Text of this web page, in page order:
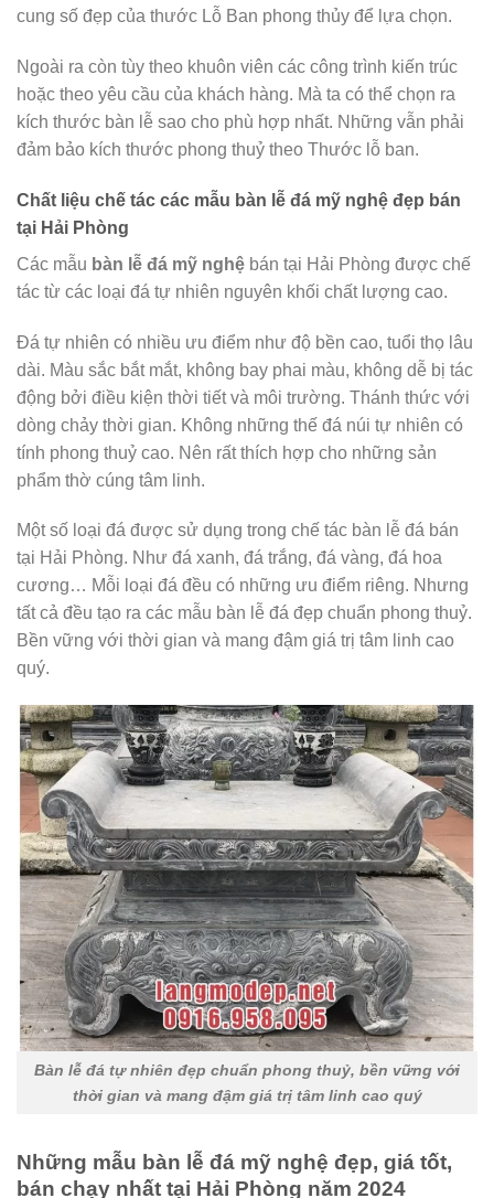
cung số đẹp của thước Lỗ Ban phong thủy để lựa chọn.
Ngoài ra còn tùy theo khuôn viên các công trình kiến trúc
hoặc theo yêu cầu của khách hàng. Mà ta có thể chọn ra
kích thước bàn lễ sao cho phù hợp nhất. Những vẫn phải
đảm bảo kích thước phong thuỷ theo Thước lỗ ban.
Chất liệu chế tác các mẫu bàn lễ đá mỹ nghệ đẹp bán
tại Hải Phòng
Các mẫu bàn lễ đá mỹ nghệ bán tại Hải Phòng được chế
tác từ các loại đá tự nhiên nguyên khối chất lượng cao.
Đá tự nhiên có nhiều ưu điểm như độ bền cao, tuổi thọ lâu
dài. Màu sắc bắt mắt, không bay phai màu, không dễ bị tác
động bởi điều kiện thời tiết và môi trường. Thánh thức với
dòng chảy thời gian. Không những thế đá núi tự nhiên có
tính phong thuỷ cao. Nên rất thích hợp cho những sản
phẩm thờ cúng tâm linh.
Một số loại đá được sử dụng trong chế tác bàn lễ đá bán
tại Hải Phòng. Như đá xanh, đá trắng, đá vàng, đá hoa
cương… Mỗi loại đá đều có những ưu điểm riêng. Nhưng
tất cả đều tạo ra các mẫu bàn lễ đá đẹp chuẩn phong thuỷ.
Bền vững với thời gian và mang đậm giá trị tâm linh cao
quý.
Bàn lễ đá tự nhiên đẹp chuẩn phong thuỷ, bền vững với
thời gian và mang đậm giá trị tâm linh cao quý
Những mẫu bàn lễ đá mỹ nghệ đẹp, giá tốt,
bán chạy nhất tại Hải Phòng năm 2024